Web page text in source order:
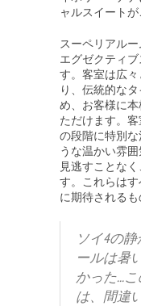
ャルスイートが
スーペリアルー
エグゼクティ
す。客室は広
り、伝統的な
め、お客様に
ただけます。
の段階に特別
うな温かい雰
見逃すことな
す。これらは
に期待されるも
ソイ4の
ールは暑
かった...
は、間違